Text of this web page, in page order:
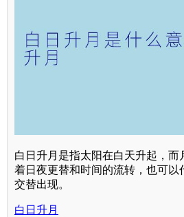
白日升月是指太阳在白天升起，而
着日夜更替和时间的流转，也可以
交替出现。
白日升月